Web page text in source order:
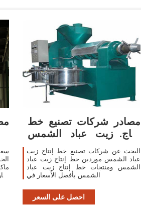
مصادر شركات تصنيع خط
إنتاج زيت عباد الشمس
وخط إنتاج زيت
البحث عن شركات تصنيع خط إنتاج زيت
عباد الشمس موردين خط إنتاج زيت عباد
الشمس ومنتجات خط إنتاج زيت عباد
الشمس بأفضل الأسعار في
احصل على السعر